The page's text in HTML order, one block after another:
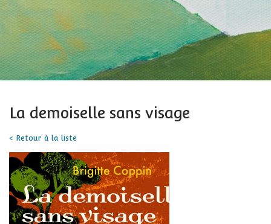
La demoiselle sans visage
< Retour à la liste